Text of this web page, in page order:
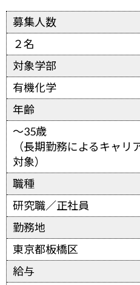
募集人数
２名
対象学部
有機化学
年齢
～35歳
（長期勤務によるキャ
対象）
職種
研究職／正社員
勤務地
東京都板橋区
給与